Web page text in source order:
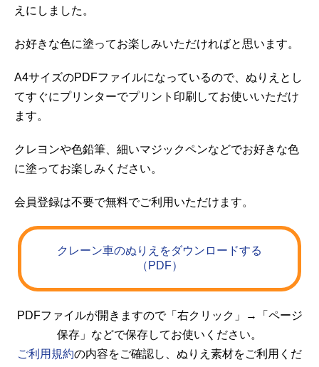
えにしました。
お好きな色に塗ってお楽しみいただければと思います。
A4サイズのPDFファイルになっているので、ぬりえとし
てすぐにプリンターでプリント印刷してお使いいただけ
ます。
クレヨンや色鉛筆、細いマジックペンなどでお好きな色
に塗ってお楽しみください。
会員登録は不要で無料でご利用いただけます。
クレーン車のぬりえをダウンロードする
（PDF）
PDFファイルが開きますので「右クリック」→「ページ
保存」などで保存してお使いください。
ご利用規約の内容をご確認し、ぬりえ素材をご利用くだ